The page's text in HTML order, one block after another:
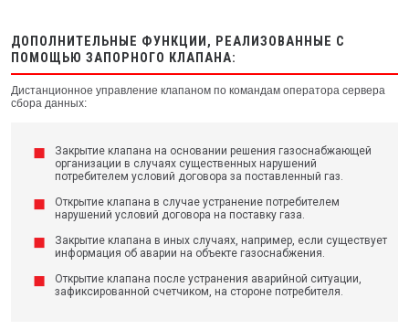
ДОПОЛНИТЕЛЬНЫЕ ФУНКЦИИ, РЕАЛИЗОВАННЫЕ С
ПОМОЩЬЮ ЗАПОРНОГО КЛАПАНА:
Дистанционное управление клапаном по командам оператора сервера
сбора данных:
Закрытие клапана на основании решения газоснабжающей
организации в случаях существенных нарушений
потребителем условий договора за поставленный газ.
Открытие клапана в случае устранение потребителем
нарушений условий договора на поставку газа.
Закрытие клапана в иных случаях, например, если существует
информация об аварии на объекте газоснабжения.
Открытие клапана после устранения аварийной ситуации,
зафиксированной счетчиком, на стороне потребителя.